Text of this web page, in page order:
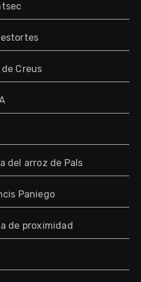
Creus
del arroz de Pals
Paniego
de proximidad